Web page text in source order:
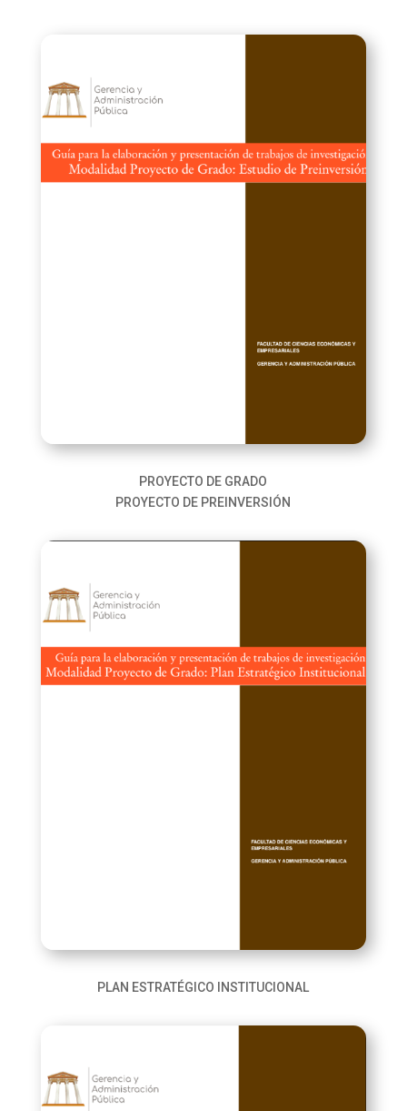
PROYECTO DE GRADO
PROYECTO DE PREINVERSIÓN
PLAN ESTRATÉGICO INSTITUCIONAL